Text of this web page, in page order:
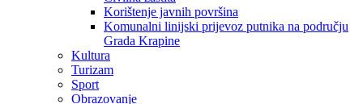
Korištenje javnih površina
Komunalni linijski prijevoz putnika na području
Grada Krapine
Kultura
Turizam
Sport
Obrazovanje